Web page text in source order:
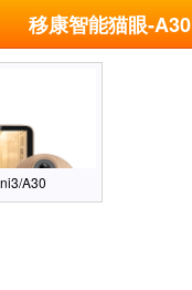
移康智能猫眼-A30
A30